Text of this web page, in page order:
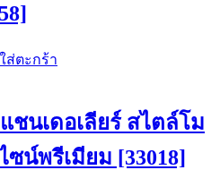
ส่ตะกร้า
นเดอเลียร์ สไตล์โม
ซน์พรีเมียม [33018]